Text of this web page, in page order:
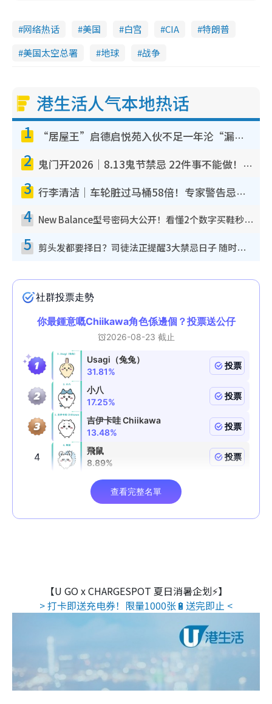
网络热话 美国 白宫 CIA
特朗普
美国太空总署
地球 战争
港生活人气本地热话
1 “居屋王”启德启悦苑入伙不足一年沦“漏水之王”！插座喷火花致大停电 多户业主全屋家电报废
2 鬼门开2026｜8.13鬼节禁忌 22件事不能做！烧肉、刺身要少食？半夜勿吹口哨/打给个电话
3 行李清洁｜车轮脏过马桶58倍！专家警告忌用酒精擦 教1招免脏手除菌
4 New Balance型号密码大公开！看懂2个数字买鞋秒知功能免中伏 附5大热门鞋款
5 剪头发都要择日？司徒法正提醒3大禁忌日子 随时剪走财运！这日剪发恐“剪寿命”？
【U GO x CHARGESPOT 夏日消暑企划⚡】
> 打卡即送充电券！限量1000张🔋送完即止 <